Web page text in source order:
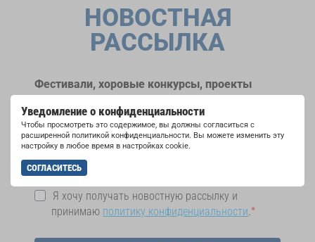
Уведомление о конфиденциальности
Чтобы просмотреть это содержимое, вы должны согласиться с
расширенной политикой конфиденциальности. Вы можете изменить эту
настройку в любое время в настройках cookie.
СОГЛАСИТЕСЬ
НОВОСТНАЯ
РАССЫЛКА
Фестивали, хоровые конкурсы, проекты
возможностях выступлений, подписавшись
на рассылку новостей INTERKULTUR.
Я хочу получать новостную рассылку и
принимаю политику конфиденциальности .